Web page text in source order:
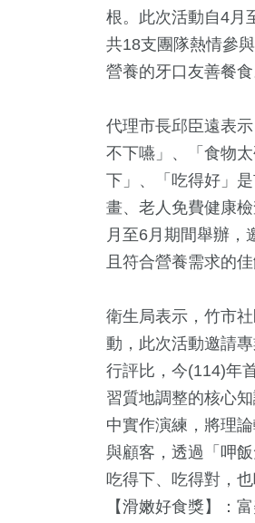
根。此次活動自4月
共18支團隊熱情參
營養的牙口友善餐食
代理市長邱臣遠表
不下嚥」、「食物
下」、「吃得好」
畫、老人免費健康
月至6月期間舉辦，
且符合營養需求的
衛生局表示，竹市
動，此次活動邀請
行評比，今(114)年
習質地調整的核心
中實作演練，將理
與顧客，透過「呷
吃得下、吃得對，
【滑嫩好食獎】：
1297+ 9+
綜藝
影視 海峽論壇專區